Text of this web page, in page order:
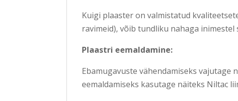
Kuigi plaaster on valmistatud
ravimeid), võib tundliku nahaga
Plaastri eemaldamine:
Ebamugavuste vähendamiseks vajutage
eemaldamiseks kasutage näiteks Niltac